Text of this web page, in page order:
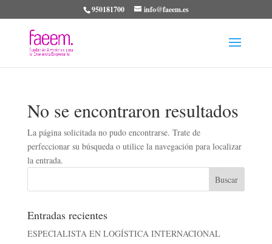
950181700 info@faeem.es
No se encontraron resultados
La página solicitada no pudo encontrarse. Trate de
perfeccionar su búsqueda o utilice la navegación para localizar
la entrada.
Entradas recientes
ESPECIALISTA EN LOGÍSTICA INTERNACIONAL